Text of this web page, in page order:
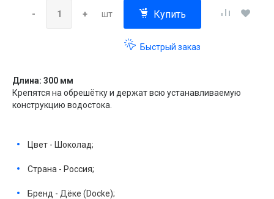
- + шт Купить
Быстрый заказ
Длина: 300 мм
Крепятся на обрешётку и держат всю устанавливаемую
конструкцию водостока.
Цвет - Шоколад;
Страна - Россия;
Бренд - Дёке (Docke);